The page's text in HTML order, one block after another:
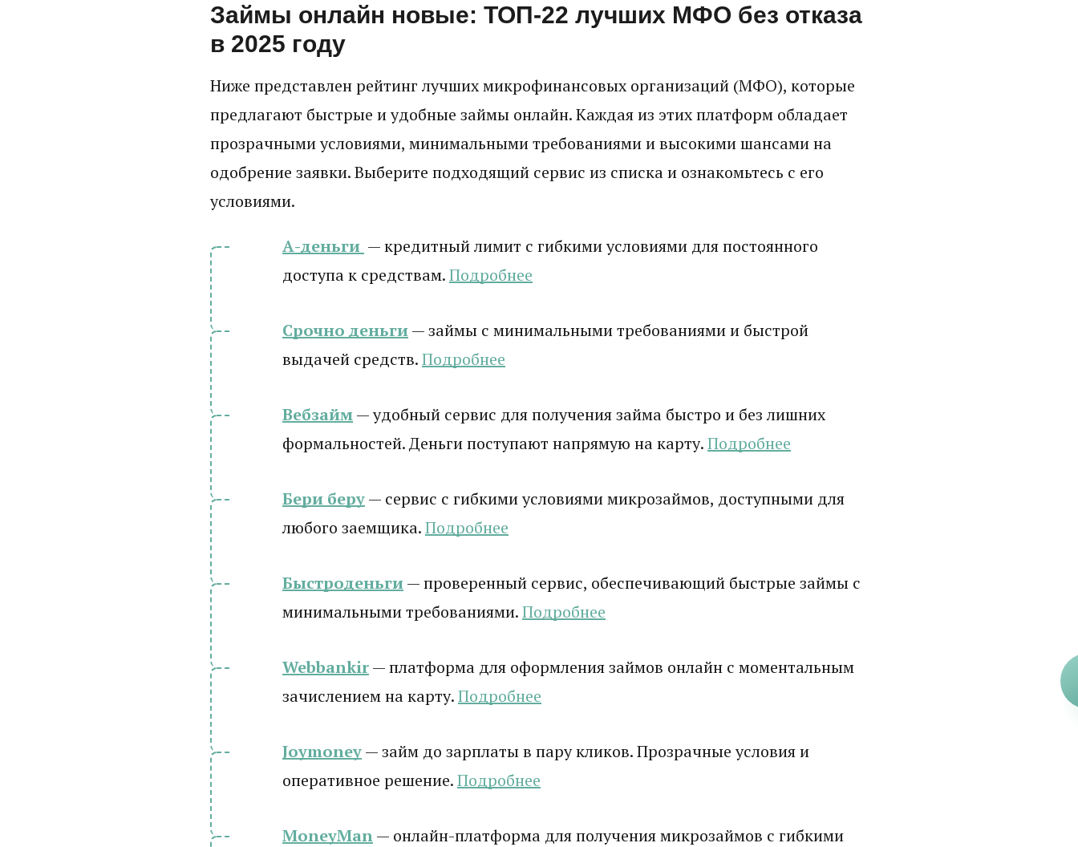
Займы онлайн новые: ТОП-22 лучших МФО без отказа
в 2025 году
Ниже представлен рейтинг лучших микрофинансовых организаций (МФО), которые
предлагают быстрые и удобные займы онлайн. Каждая из этих платформ обладает
прозрачными условиями, минимальными требованиями и высокими шансами на
одобрение заявки. Выберите подходящий сервис из списка и ознакомьтесь с его
условиями.
А-деньги — кредитный лимит с гибкими условиями для постоянного
доступа к средствам.Подробнее
Срочно деньги— займы с минимальными требованиями и быстрой
выдачей средств.Подробнее
Вебзайм— удобный сервис для получения займа быстро и без лишних
формальностей. Деньги поступают напрямую на карту.Подробнее
Бери беру— сервис с гибкими условиями микрозаймов, доступными для
любого заемщика.Подробнее
Быстроденьги— проверенный сервис, обеспечивающий быстрые займы с
минимальными требованиями.Подробнее
Webbankir— платформа для оформления займов онлайн с моментальным
зачислением на карту.Подробнее
Joymoney— займ до зарплаты в пару кликов. Прозрачные условия и
оперативное решение.Подробнее
MoneyMan— онлайн-платформа для получения микрозаймов с гибкими